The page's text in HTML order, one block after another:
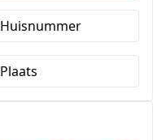
Huisnummer
Plaats